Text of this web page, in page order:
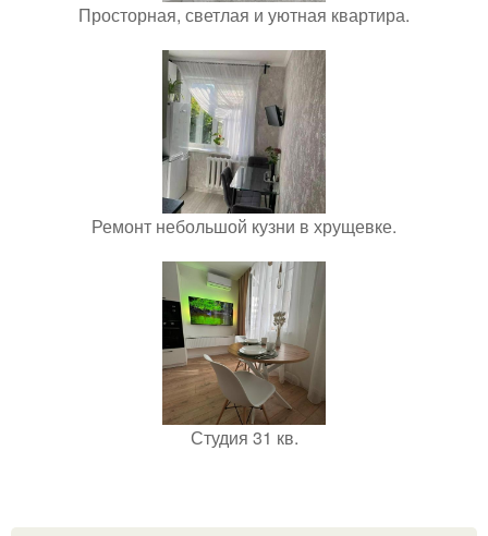
Просторная, светлая и уютная квартира.
Ремонт небольшой кузни в хрущевке.
Студия 31 кв.